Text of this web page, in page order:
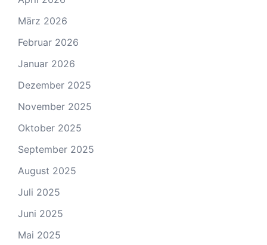
März 2026
Februar 2026
Januar 2026
Dezember 2025
November 2025
Oktober 2025
September 2025
August 2025
Juli 2025
Juni 2025
Mai 2025